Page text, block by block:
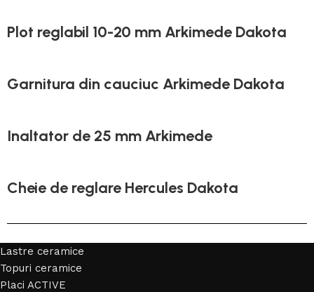
Plot reglabil 10-20 mm Arkimede Dakota
Garnitura din cauciuc Arkimede Dakota
Inaltator de 25 mm Arkimede
Cheie de reglare Hercules Dakota
Lastre ceramice
Topuri ceramice
Placi ACTIVE